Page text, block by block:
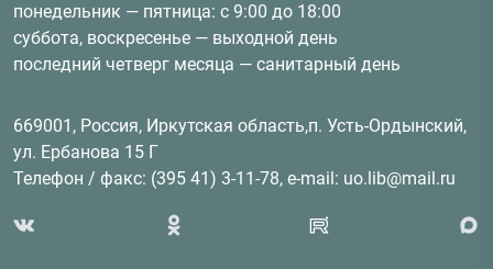
понедельник — пятница: с 9:00 до 18:00
суббота, воскресенье — выходной день
последний четверг месяца — санитарный день
669001, Россия, Иркутская область,п. Усть-Ордынский,
ул. Ербанова 15 Г
Телефон / факс: (395 41) 3-11-78, e-mail: uo.lib@mail.ru